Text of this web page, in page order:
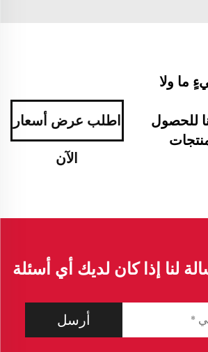
ما ولا
للحصول
اطلب عرض أسعار
الآن
لنا إذا كان لديك أي أسئلة
أرسل